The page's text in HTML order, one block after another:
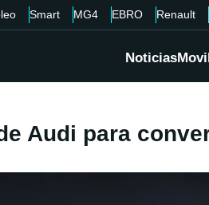
Smart MG4 EBRO Renault
Noticias
Audi para